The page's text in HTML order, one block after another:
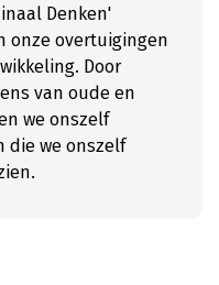
Denken'
onze overtuigingen
Door
van oude en
we onszelf
die we onszelf